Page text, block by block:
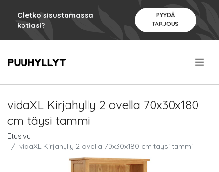
Oletko sisustamassa
kotiasi?
PYYDÄ
TARJOUS
vidaXL Kirjahylly 2 ovella 70x30x180
cm täysi tammi
Etusivu
vidaXL Kirjahylly 2 ovella 70x30x180 cm täysi tammi